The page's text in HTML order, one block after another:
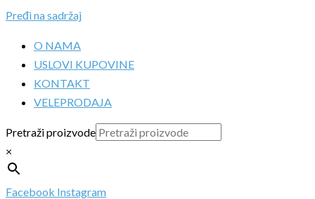
Pređi na sadržaj
O NAMA
USLOVI KUPOVINE
KONTAKT
VELEPRODAJA
Pretraži proizvode
×
Facebook Instagram